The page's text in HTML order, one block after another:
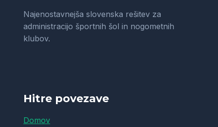
Najenostavnejša slovenska rešitev za
administracijo športnih šol in nogometnih
klubov.
Hitre povezave
Domov